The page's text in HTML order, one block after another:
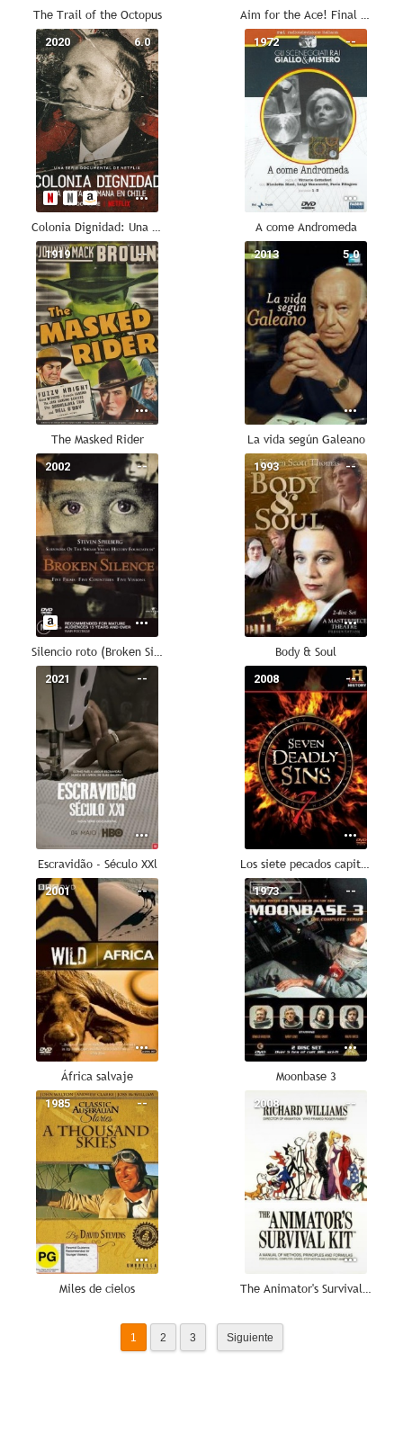
The Trail of the Octopus Aim for the Ace! Final Stage
6.0
2020
Colonia Dignidad: Una secta alemana en Chile
--
1972
A come Andromeda
--
1919
The Masked Rider
5.0
2013
La vida según Galeano
--
2002
Silencio roto (Broken Silence)
--
1993
Body & Soul
--
2021
Escravidão - Século XXl
--
2008
Los siete pecados capitales
--
2001
África salvaje
--
1973
Moonbase 3
--
1985
Miles de cielos
--
2008
The Animator's Survival Kit Animated
1 2 3 Siguiente